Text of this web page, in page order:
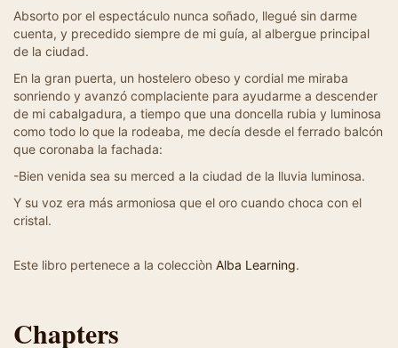
Absorto por el espectáculo nunca soñado, llegué sin darme
cuenta, y precedido siempre de mi guía, al albergue principal
de la ciudad.
En la gran puerta, un hostelero obeso y cordial me miraba
sonriendo y avanzó complaciente para ayudarme a descender
de mi cabalgadura, a tiempo que una doncella rubia y luminosa
como todo lo que la rodeaba, me decía desde el ferrado balcón
que coronaba la fachada:
-Bien venida sea su merced a la ciudad de la lluvia luminosa.
Y su voz era más armoniosa que el oro cuando choca con el
cristal.
Este libro pertenece a la colecciòn Alba Learning.
Chapters